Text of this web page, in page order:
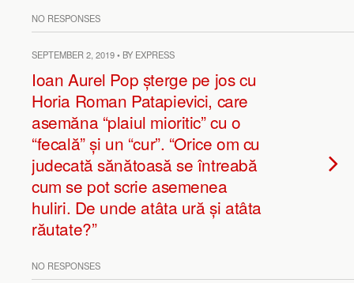
NO RESPONSES
SEPTEMBER 2, 2019 • BY EXPRESS
Ioan Aurel Pop șterge pe jos cu
Horia Roman Patapievici, care
asemăna “plaiul mioritic” cu o
“fecală” și un “cur”. “Orice om cu
judecată sănătoasă se întreabă
cum se pot scrie asemenea
huliri. De unde atâta ură și atâta
răutate?”
NO RESPONSES